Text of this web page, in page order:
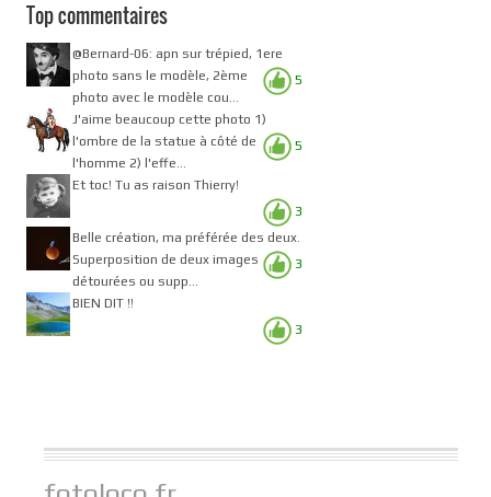
Top commentaires
5
@Bernard-06: apn sur trépied, 1ere
photo sans le modèle, 2ème
photo avec le modèle cou...
5
J'aime beaucoup cette photo 1)
l'ombre de la statue à côté de
l'homme 2) l'effe...
3
Et toc! Tu as raison Thierry!
3
Belle création, ma préférée des deux.
Superposition de deux images
détourées ou supp...
3
BIEN DIT !!